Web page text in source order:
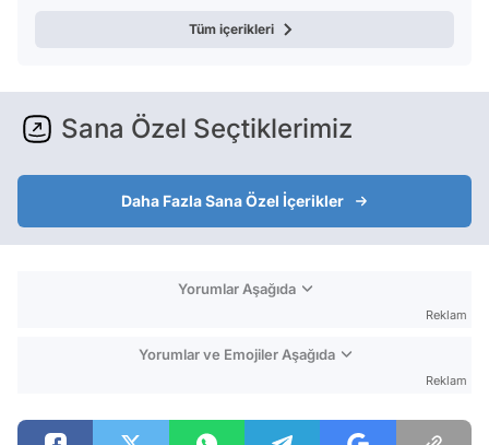
Tüm içerikleri
Sana Özel Seçtiklerimiz
Daha Fazla Sana Özel İçerikler
Yorumlar Aşağıda
Reklam
Yorumlar ve Emojiler Aşağıda
Reklam